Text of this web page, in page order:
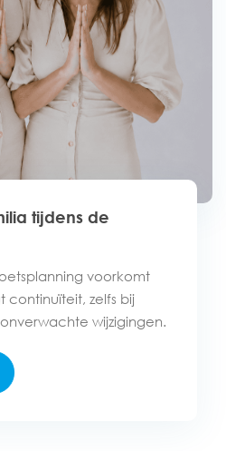
tijdens de
voorkomt
continuïteit, zelfs bij
wijzigingen.